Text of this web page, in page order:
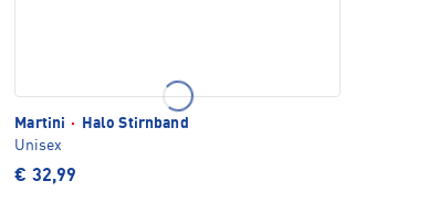
Martini ·
Halo Stirnband
Unisex
€ 32,99